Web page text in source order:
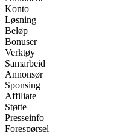
Konto
Løsning
Beløp
Bonuser
Verktøy
Samarbeid
Annonsør
Sponsing
Affiliate
Støtte
Presseinfo
Forespørsel